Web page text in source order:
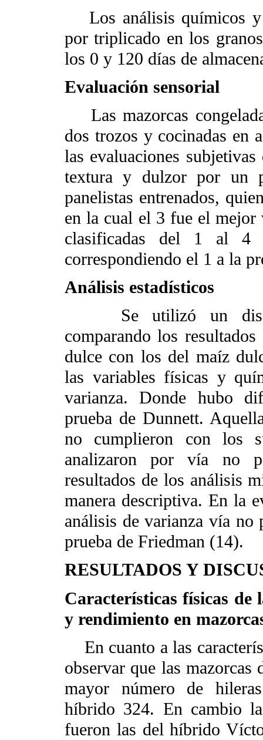
Los análisis químicos
por triplicado en los
los 0 y 120 días de
Evaluación sensorial
Las mazorcas
dos trozos y cocinadas en
las evaluaciones
textura y dulzor por un
panelistas entrenados,
en la cual el 3 fue el mejor
clasificadas del 1 al 4
correspondiendo el 1 a la
Análisis estadísticos
Se utilizó un diseño
comparando los
dulce con los del maíz
las variables físicas y
varianza. Donde hubo
prueba de Dunnett.
no cumplieron con los
analizaron por vía no
resultados de los análisis
manera descriptiva. En la
análisis de varianza vía no
prueba de Friedman (14).
RESULTADOS Y
Características físicas de
y rendimiento en
En cuanto a las
observar que las
mayor número de
híbrido 324. En cambio
fueron las del híbrido